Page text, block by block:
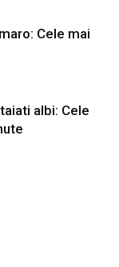
Cele mai
albi: Cele